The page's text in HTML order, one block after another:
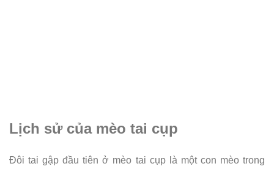
Lịch sử của mèo tai cụp
Đôi tai gập đầu tiên ở mèo tai cụp là một con mèo trong